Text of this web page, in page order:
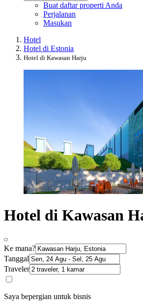
Buat daftar properti Anda
Perjalanan
Masukan
Hotel
Hotel di Estonia
Hotel di Kawasan Harju
Hotel di Kawasan
Ke mana?
Tanggal
Traveler
Saya bepergian untuk bisnis